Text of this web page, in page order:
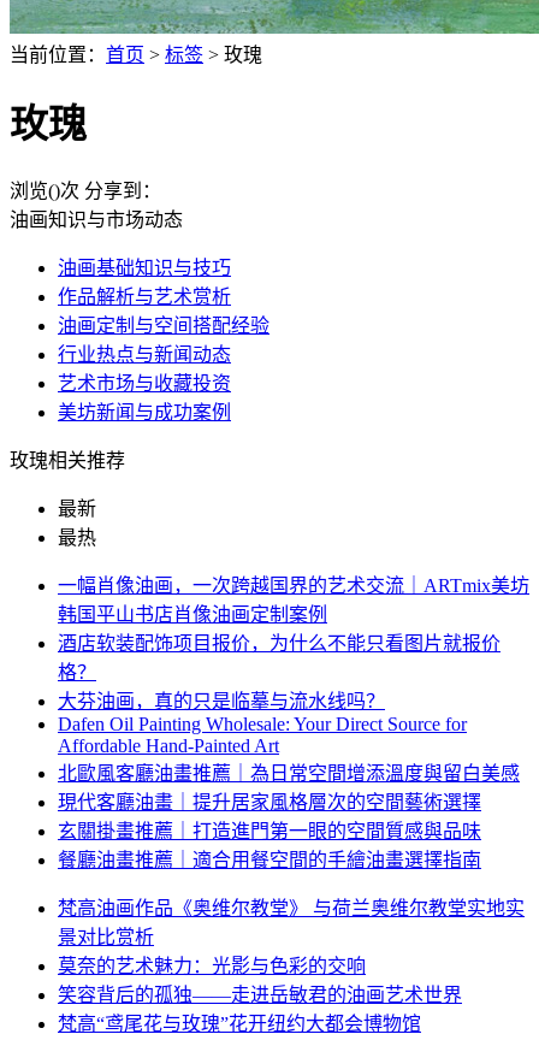
当前位置： 首页 > 标签 > 玫瑰
玫瑰
浏览()次 分享到：
油画知识与市场动态
油画基础知识与技巧
作品解析与艺术赏析
油画定制与空间搭配经验
行业热点与新闻动态
艺术市场与收藏投资
美坊新闻与成功案例
玫瑰相关推荐
最新
最热
一幅肖像油画，一次跨越国界的艺术交流｜ARTmix美坊
韩国平山书店肖像油画定制案例
酒店软装配饰项目报价，为什么不能只看图片就报价
格？
大芬油画，真的只是临摹与流水线吗？
Dafen Oil Painting Wholesale: Your Direct Source for
Affordable Hand-Painted Art
北歐風客廳油畫推薦｜為日常空間增添溫度與留白美感
現代客廳油畫｜提升居家風格層次的空間藝術選擇
玄關掛畫推薦｜打造進門第一眼的空間質感與品味
餐廳油畫推薦｜適合用餐空間的手繪油畫選擇指南
梵高油画作品《奥维尔教堂》 与荷兰奥维尔教堂实地实
景对比赏析
莫奈的艺术魅力：光影与色彩的交响
笑容背后的孤独——走进岳敏君的油画艺术世界
梵高“鸢尾花与玫瑰”花开纽约大都会博物馆